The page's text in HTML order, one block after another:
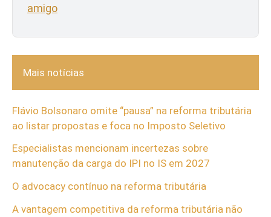
amigo
Mais notícias
Flávio Bolsonaro omite “pausa” na reforma tributária
ao listar propostas e foca no Imposto Seletivo
Especialistas mencionam incertezas sobre
manutenção da carga do IPI no IS em 2027
O advocacy contínuo na reforma tributária
A vantagem competitiva da reforma tributária não